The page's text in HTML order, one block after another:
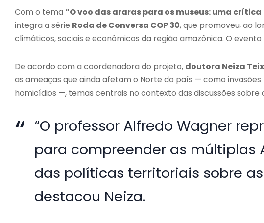
Com o tema “O voo das araras para os museus: uma
integra a série Roda de Conversa COP 30, que promoveu, ao
climáticos, sociais e econômicos da região amazônica. O
De acordo com a coordenadora do projeto, doutora Neiza
as ameaças que ainda afetam o Norte do país — como
homicídios —, temas centrais no contexto das discussões sobre
“O professor Alfredo Wagner
para compreender as múltiplas
das políticas territoriais sobre
destacou Neiza.